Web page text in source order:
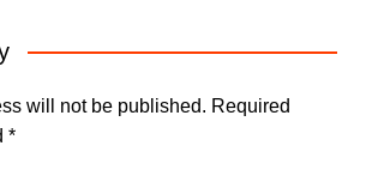
will not be published. Required
*